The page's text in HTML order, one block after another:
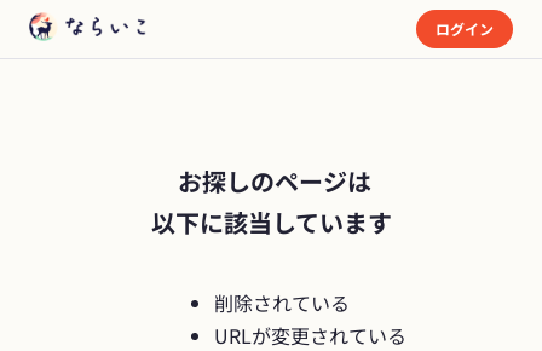
ログイン
以下に該当しています
削除されている
URLが変更されている